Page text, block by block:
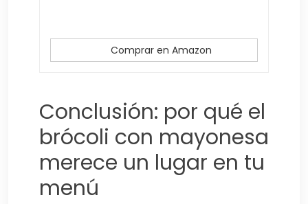
Comprar en Amazon
Conclusión: por qué el
brócoli con mayonesa
merece un lugar en tu
menú